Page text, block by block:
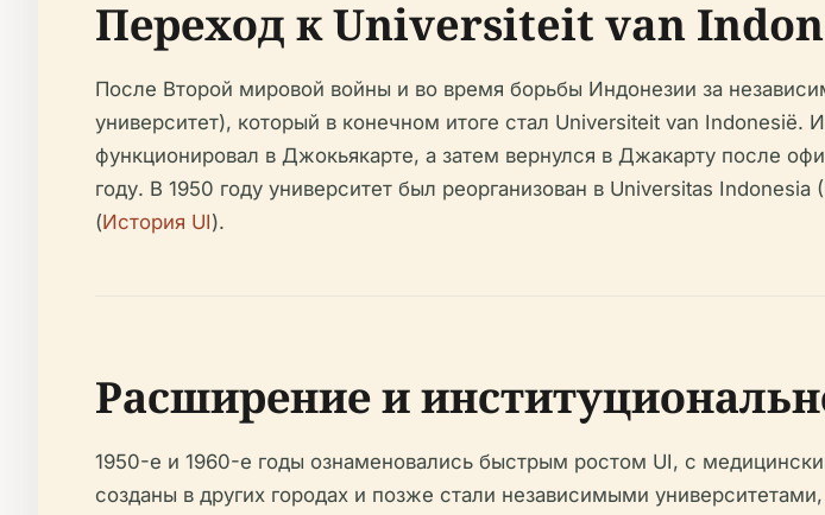
Переход к Universiteit van
После Второй мировой войны и во время борьбы Индонезии за
университет), который в конечном итоге стал Universiteit van Indonesië.
функционировал в Джокьякарте, а затем вернулся в Джакарту после
году. В 1950 году университет был реорганизован в Universitas
(История UI).
Расширение и
1950-е и 1960-е годы ознаменовались быстрым ростом UI, с
созданы в других городах и позже стали независимыми